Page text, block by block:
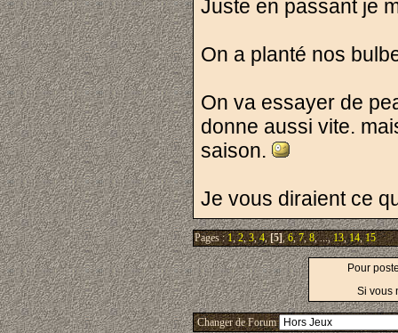
Juste en passant je
On a planté nos
On va essayer de
donne aussi vite.
saison.
Je vous diraient ce
Pages :1,2,3,4,[5],6,7,8, ...,13,14,15
Pour
Si vous
Changer de Forum